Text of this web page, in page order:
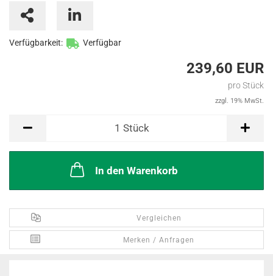
Verfügbarkeit: Verfügbar
239,60 EUR
pro Stück
zzgl. 19% MwSt.
1 Stück
In den Warenkorb
Vergleichen
Merken / Anfragen